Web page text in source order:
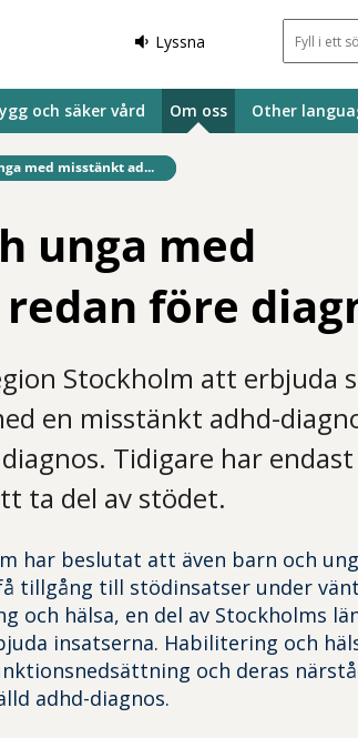
Lyssna Sökfält
och säker vård Om oss Other
med misstänkt ad...
unga med
före
Stockholm att erbjuda
en misstänkt adhd-
Tidigare har
ta del av stödet.
har beslutat att även barn och
tillgång till stödinsatser under
och hälsa, en del av Stockholms
insatserna. Habilitering och
och deras
adhd-diagnos.